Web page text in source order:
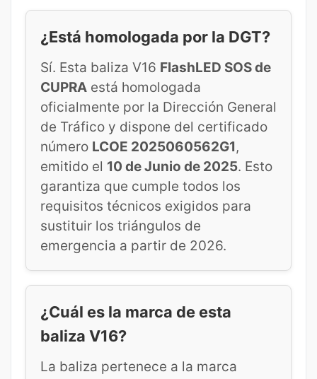
¿Está homologada por la DGT?
Sí. Esta baliza V16 FlashLED SOS de
CUPRA está homologada
oficialmente por la Dirección General
de Tráfico y dispone del certificado
número LCOE 2025060562G1,
emitido el 10 de Junio de 2025. Esto
garantiza que cumple todos los
requisitos técnicos exigidos para
sustituir los triángulos de
emergencia a partir de 2026.
¿Cuál es la marca de esta
baliza V16?
La baliza pertenece a la marca